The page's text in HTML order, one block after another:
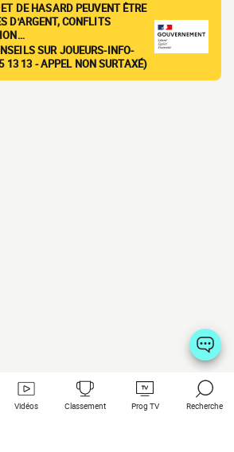
DE HASARD PEUVENT ÊTRE
D'ARGENT, CONFLITS
SUR JOUEURS-INFO-
13 13 - APPEL NON SURTAXÉ)
Vidéos Classement Prog TV Recherche